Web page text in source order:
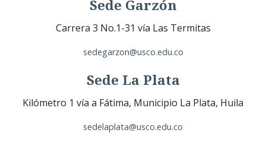
Sede Garzón
Carrera 3 No.1-31 vía Las Termitas
sedegarzon@usco.edu.co
Sede La Plata
Kilómetro 1 vía a Fátima, Municipio La Plata, Huila
sedelaplata@usco.edu.co